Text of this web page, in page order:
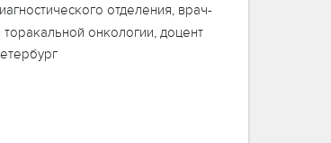
отделения, врач-
онкологии, доцент